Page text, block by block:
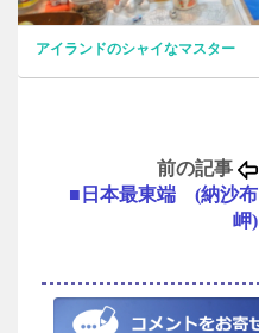
アイランドのシャイなマスター
前の記事
■日本最東端 (納沙布
岬)